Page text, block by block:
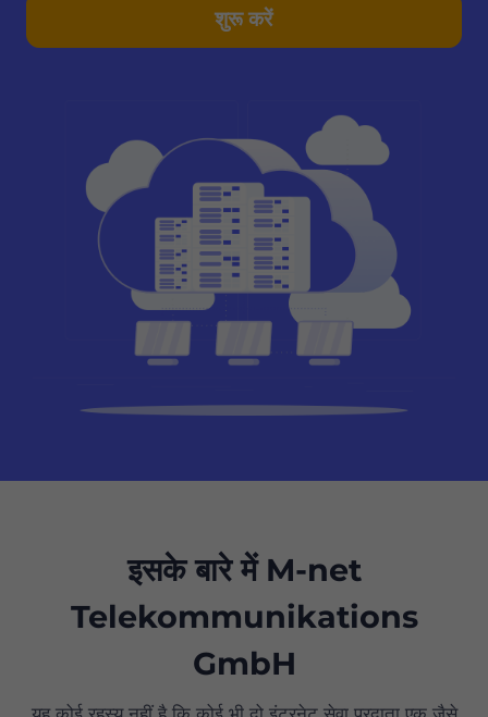
शुरू करें
इसके बारे में M-net
Telekommunikations
GmbH